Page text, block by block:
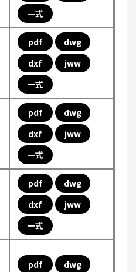
一式
pdf
dwg
dxf
jww
一式
pdf
dwg
dxf
jww
一式
pdf
dwg
dxf
jww
一式
pdf
dwg